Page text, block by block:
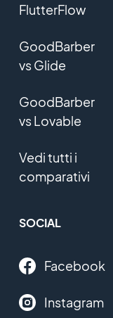
FlutterFlow
GoodBarber
vs Glide
GoodBarber
vs Lovable
Vedi tutti i
comparativi
SOCIAL
Facebook
Instagram